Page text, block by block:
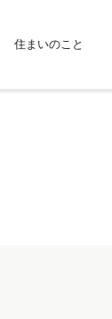
住まいのこと